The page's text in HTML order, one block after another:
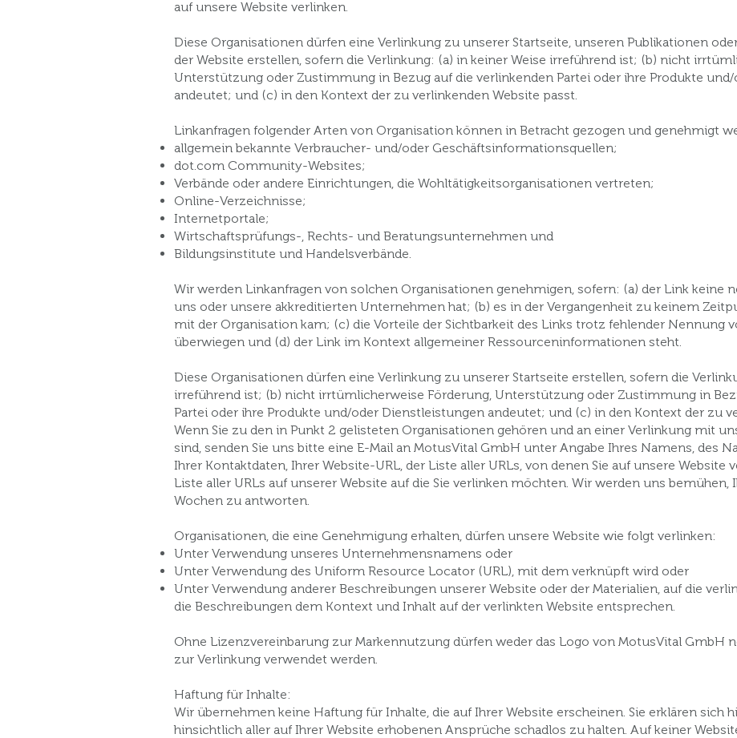
auf unsere Website verlinken.
Diese Organisationen dürfen eine Verlinkung zu unserer Startseite, unseren Publikationen
der Website erstellen, sofern die Verlinkung: (a) in keiner Weise irreführend ist; (b) nicht
Unterstützung oder Zustimmung in Bezug auf die verlinkenden Partei oder ihre Produkte
andeutet; und (c) in den Kontext der zu verlinkenden Website passt.
Linkanfragen folgender Arten von Organisation können in Betracht gezogen und genehmigt
allgemein bekannte Verbraucher- und/oder Geschäftsinformationsquellen;
dot.com Community-Websites;
Verbände oder andere Einrichtungen, die Wohltätigkeitsorganisationen vertreten;
Online-Verzeichnisse;
Internetportale;
Wirtschaftsprüfungs-, Rechts- und Beratungsunternehmen und
Bildungsinstitute und Handelsverbände.
Wir werden Linkanfragen von solchen Organisationen genehmigen, sofern: (a) der Link keine
uns oder unsere akkreditierten Unternehmen hat; (b) es in der Vergangenheit zu keinem
mit der Organisation kam; (c) die Vorteile der Sichtbarkeit des Links trotz fehlender Nennung
überwiegen und (d) der Link im Kontext allgemeiner Ressourceninformationen steht.
Diese Organisationen dürfen eine Verlinkung zu unserer Startseite erstellen, sofern die
irreführend ist; (b) nicht irrtümlicherweise Förderung, Unterstützung oder Zustimmung in
Partei oder ihre Produkte und/oder Dienstleistungen andeutet; und (c) in den Kontext der zu
Wenn Sie zu den in Punkt 2 gelisteten Organisationen gehören und an einer Verlinkung mit
sind, senden Sie uns bitte eine E-Mail an MotusVital GmbH unter Angabe Ihres Namens, des
Ihrer Kontaktdaten, Ihrer Website-URL, der Liste aller URLs, von denen Sie auf unsere
Liste aller URLs auf unserer Website auf die Sie verlinken möchten. Wir werden uns bemühen,
Wochen zu antworten.
Organisationen, die eine Genehmigung erhalten, dürfen unsere Website wie folgt verlinken:
Unter Verwendung unseres Unternehmensnamens oder
Unter Verwendung des Uniform Resource Locator (URL), mit dem verknüpft wird oder
Unter Verwendung anderer Beschreibungen unserer Website oder der Materialien, auf die
die Beschreibungen dem Kontext und Inhalt auf der verlinkten Website entsprechen.
Ohne Lizenzvereinbarung zur Markennutzung dürfen weder das Logo von MotusVital GmbH
zur Verlinkung verwendet werden.
Haftung für Inhalte:
Wir übernehmen keine Haftung für Inhalte, die auf Ihrer Website erscheinen. Sie erklären sich
hinsichtlich aller auf Ihrer Website erhobenen Ansprüche schadlos zu halten. Auf keiner